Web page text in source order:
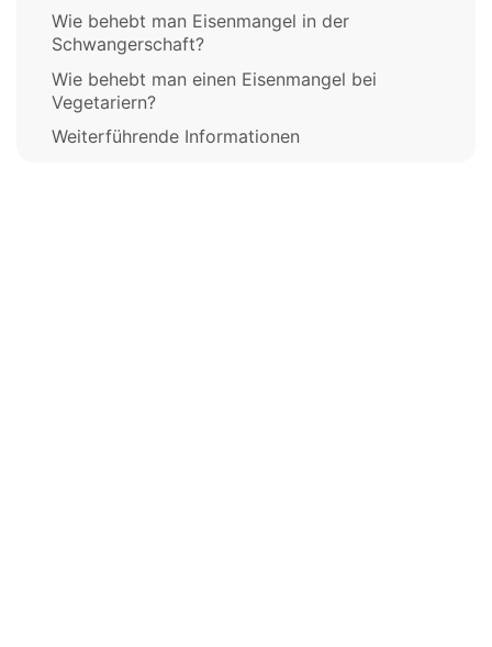
Wie behebt man Eisenmangel in der
Schwangerschaft?
Wie behebt man einen Eisenmangel bei
Vegetariern?
Weiterführende Informationen